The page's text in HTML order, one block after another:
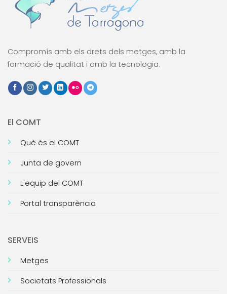
Compromís amb els drets dels metges, amb la
formació de qualitat i amb la tecnologia.
El COMT
Què és el COMT
Junta de govern
L'equip del COMT
Portal transparència
SERVEIS
Metges
Societats Professionals